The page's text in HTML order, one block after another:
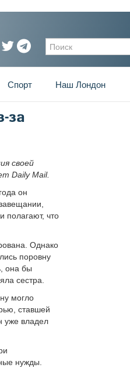
Форма
Спорт Наш Лондон
за
своей
Daily Mail.
он
полагают, что
Однако
поровну
она бы
сестра.
могло
ставшей
уже владел
нужды.